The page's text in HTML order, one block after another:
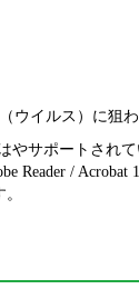
ウイルス）に
やサポートされ
Reader /